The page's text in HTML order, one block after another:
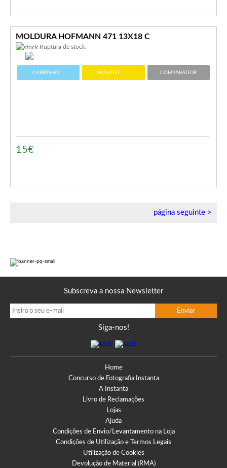
MOLDURA HOFMANN 471 13X18 C
Ruptura de stock.
CARRINHO WISHLIST COMPARADOR
15€
página seguinte >
Subscreva a nossa Newsletter
Siga-nos!
Home
Concurso de Fotografia Instanta
A Instanta
Livro de Reclamações
Lojas
Ajuda
Condições de Envio/Levantamento na Loja
Condições de Utilização e Termos Legais
Utilização de Cookies
Devolução de Material (RMA)